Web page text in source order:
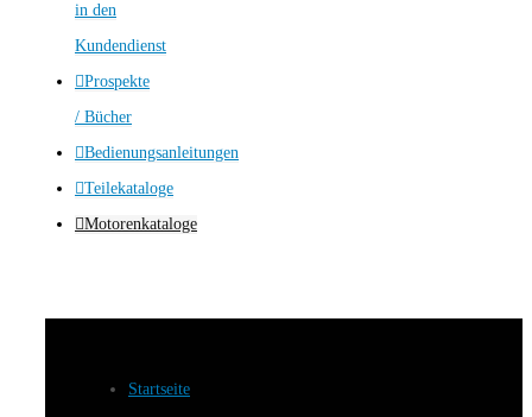
in den
Kundendienst
Prospekte
/ Bücher
Bedienungsanleitungen
Teilekataloge
Motorenkataloge
Startseite